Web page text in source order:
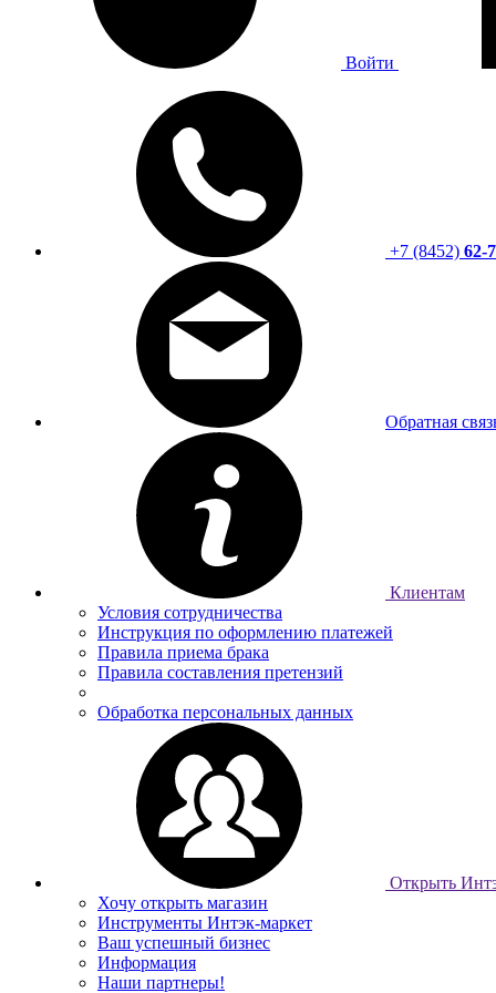
Войти
+7 (8452) 62-
Обратная
Клиентам
Условия сотрудничества
Инструкция по оформлению платежей
Правила приема брака
Правила составления претензий
Обработка персональных данных
Открыть
Хочу открыть магазин
Инструменты Интэк-маркет
Ваш успешный бизнес
Информация
Наши партнеры!